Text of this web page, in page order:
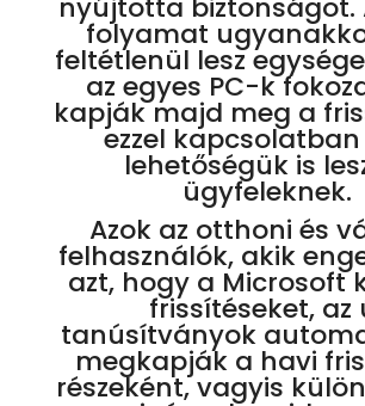
nyújtotta biztonságot.
folyamat
feltétlenül lesz
az egyes PC-k
kapják majd meg a
ezzel
lehetőségük is
ügyfeleknek.
Azok az otthoni és
felhasználók, akik
azt, hogy a Microsoft
frissítéseket, az
tanúsítványok
megkapják a havi
részeként, vagyis